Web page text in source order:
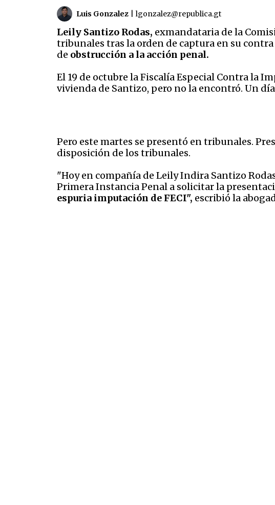
Luis Gonzalez lgonzalez@republica.gt
Leily Santizo Rodas, exmandataria de la
tribunales tras la orden de captura en su
de obstrucción a la acción penal.
El 19 de octubre la Fiscalía Especial Contra la
vivienda de Santizo, pero no la encontró. Un
Pero este martes se presentó en tribunales.
disposición de los tribunales.
"Hoy en compañía de Leily Indira Santizo
Primera Instancia Penal a solicitar la
espuria imputación de FECI", escribió la